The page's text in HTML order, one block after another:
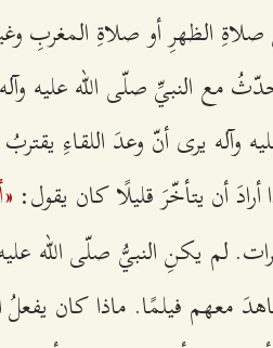
الظهرِ أو صلاةِ المغربِ
مع النبيِّ صلّى الله عليه
يرى أنّ وعدَ اللقاءِ
أن يتأخّرَ قليلًا كان يقول:
لم يكنِ النبيُّ صلّى الله
معهم فيلمًا. ماذا كان يفعلُ